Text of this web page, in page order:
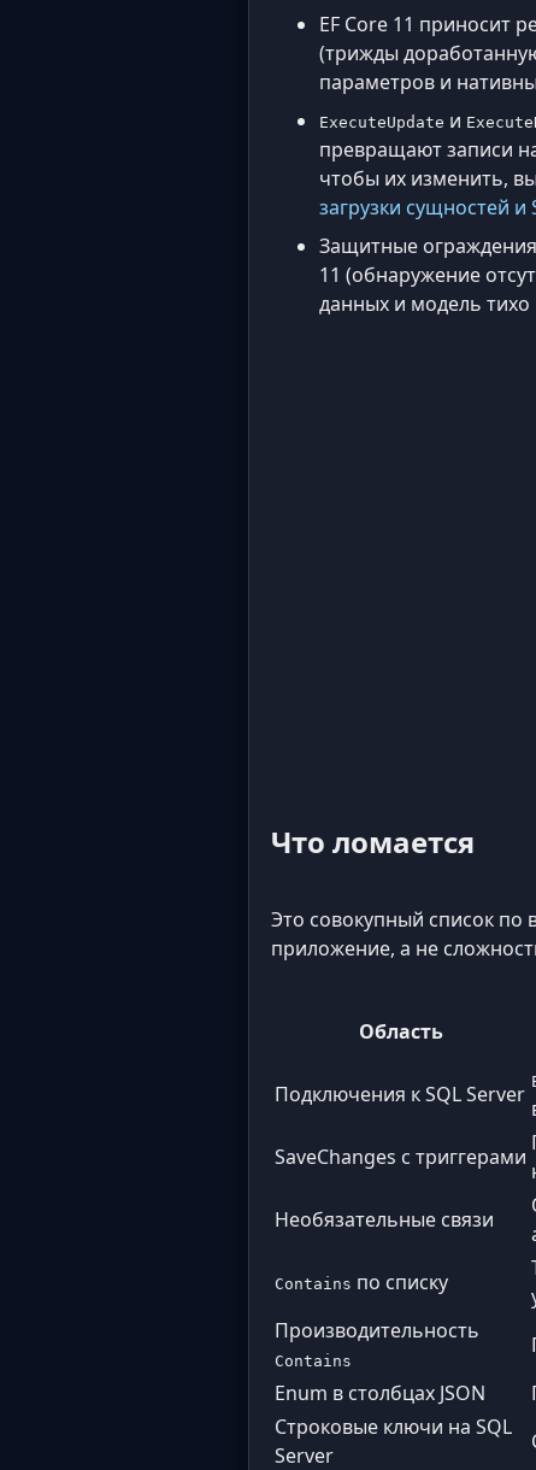
EF Core 11 приносит
(трижды
параметров и
ExecuteUpdate и
превращают записи
чтобы их изменить,
загрузки сущностей и
Защитные
11 (обнаружение
данных и модель
Что ломается
Это совокупный список по
приложение, а не
Область
Подключения к SQL Server
SaveChanges с триггерами
Необязательные связи
Contains по списку
Производительность
Contains
Enum в столбцах JSON
Строковые ключи на SQL
Server